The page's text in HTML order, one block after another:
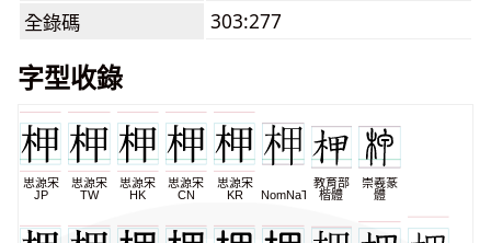
全錄碼
303:277
字型收錄
思源宋
JP
思源宋
TW
思源宋
HK
思源宋
CN
思源宋
KR
NomNaTong
教育部
楷體
崇羲篆
體